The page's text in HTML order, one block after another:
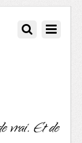
vrai. Et de